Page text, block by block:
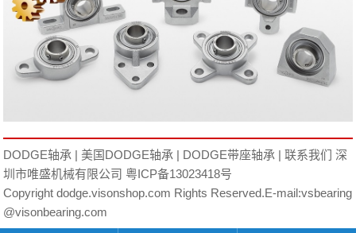
DODGE轴承 |美国DODGE轴承 | DODGE带座轴承 |联系我们 深
圳市唯盛机械有限公司 粤ICP备13023418号
Copyright dodge.visonshop.com Rights Reserved.E-mail:vsbearing
@visonbearing.com